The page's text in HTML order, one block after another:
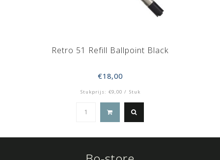
Retro 51 Refill Ballpoint Black
€18,00
Stukprijs: €9,00 / Stuk